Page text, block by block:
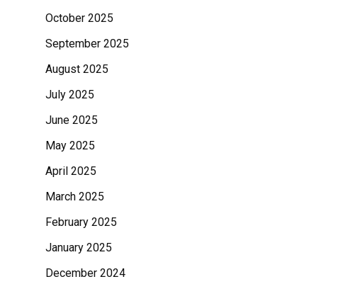
October 2025
September 2025
August 2025
July 2025
June 2025
May 2025
April 2025
March 2025
February 2025
January 2025
December 2024